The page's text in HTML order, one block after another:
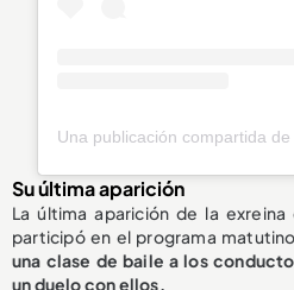
Su última aparición
La última aparición de la
participó en el programa matutino
una clase debaile a los
un duelo con ellos.